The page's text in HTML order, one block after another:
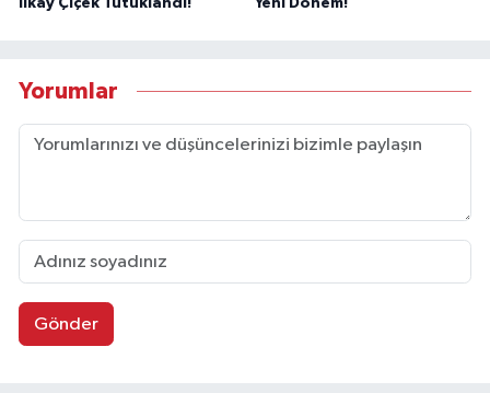
İlkay Çiçek Tutuklandı! Yeni Dönem!
Yorumlar
Gönder